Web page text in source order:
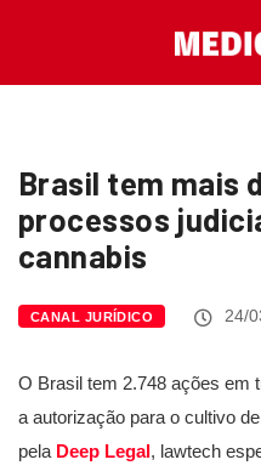
Brasil tem mais
processos
cannabis
CANAL JURÍDICO 24/
O Brasil tem 2.748 ações em
a autorização para o cultivo de
pela Deep Legal, lawtech